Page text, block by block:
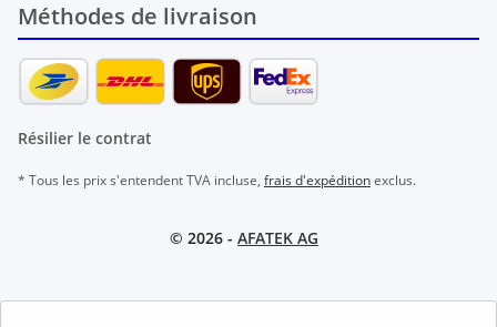
Méthodes de livraison
Résilier le contrat
* Tous les prix s'entendent TVA incluse, frais d'expéditionexclus.
© 2026 - AFATEK AG